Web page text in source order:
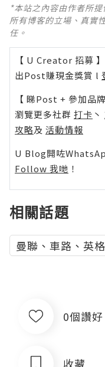
*本站之內容由作者所
所有博客的立場、真實
任。
【 U Creator 招募 】
出Post賺現金獎賞 l
【 睇Post + 參加品牌
瀏覽更多社群 打卡 丶
攻略及 活動情報
U Blog開咗
Follow 我哋 ！
相關話題
曼聯、車路、英
0個讚好
收藏